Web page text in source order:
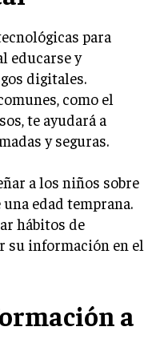
para
educarse y
digitales.
como el
te ayudará a
y seguras.
a los niños sobre
edad temprana.
hábitos de
su información en el
a